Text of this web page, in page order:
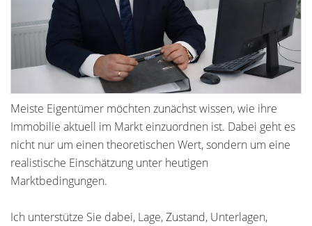
Meiste Eigentümer möchten zunächst wissen, wie ihre
Immobilie aktuell im Markt einzuordnen ist. Dabei geht es
nicht nur um einen theoretischen Wert, sondern um eine
realistische Einschätzung unter heutigen
Marktbedingungen.
Ich unterstütze Sie dabei, Lage, Zustand, Unterlagen,